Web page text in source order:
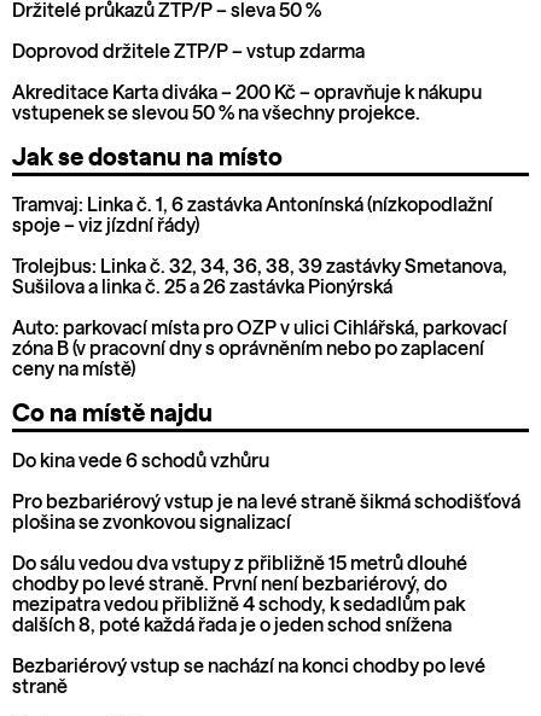
Držitelé průkazů ZTP/P – sleva 50 %
Doprovod držitele ZTP/P – vstup zdarma
Akreditace Karta diváka – 200 Kč – opravňuje k nákupu
vstupenek se slevou 50 % na všechny projekce.
Jak se dostanu na místo
Tramvaj: Linka č. 1, 6 zastávka Antonínská (nízkopodlažní
spoje – viz jízdní řády)
Trolejbus: Linka č. 32, 34, 36, 38, 39 zastávky Smetanova,
Sušilova a linka č. 25 a 26 zastávka Pionýrská
Auto: parkovací místa pro OZP v ulici Cihlářská, parkovací
zóna B (v pracovní dny s oprávněním nebo po zaplacení
ceny na místě)
Co na místě najdu
Do kina vede 6 schodů vzhůru
Pro bezbariérový vstup je na levé straně šikmá schodišťová
plošina se zvonkovou signalizací
Do sálu vedou dva vstupy z přibližně 15 metrů dlouhé
chodby po levé straně. První není bezbariérový, do
mezipatra vedou přibližně 4 schody, k sedadlům pak
dalších 8, poté každá řada je o jeden schod snížena
Bezbariérový vstup se nachází na konci chodby po levé
straně